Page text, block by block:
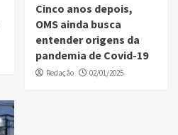
Cinco anos depois,
OMS ainda busca
entender origens da
pandemia de Covid-19
Redação 02/01/2025